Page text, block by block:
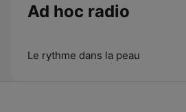
Ad hoc radio
Le rythme dans la peau